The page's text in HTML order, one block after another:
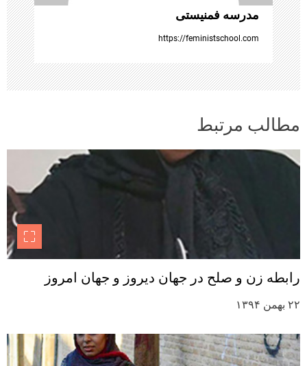
ا
مدرسه فمنیستی
https://feministschool.com
مطالب مرتبط
رابطه زن و صلح در جهان دیروز و جهان امروز
۲۲ بهمن ۱۳۹۴